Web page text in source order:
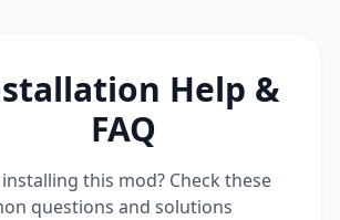
Help &
FAQ
this mod? Check these
questions and solutions